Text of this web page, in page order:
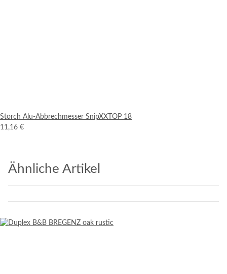
Storch Alu-Abbrechmesser SnipXXTOP 18
11,16 €
Ähnliche Artikel